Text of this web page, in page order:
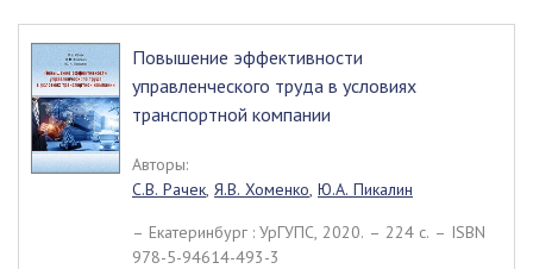
Повышение эффективности
управленческого труда в условиях
транспортной компании
Авторы:
С.В. Рачек, Я.В. Хоменко, Ю.А. Пикалин
– Екатеринбург : УрГУПС, 2020. – 224 c. – ISBN
978-5-94614-493-3